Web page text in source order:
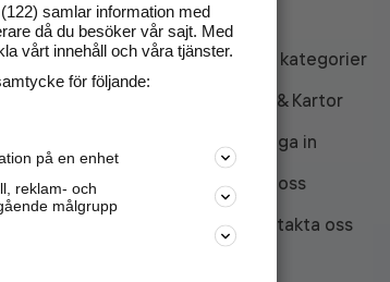
företaget på
och
nära dig.
här
Alla kategorier
API & Kartor
Logga in
Om oss
Kontakta oss
(122) samlar information med
då du besöker vår sajt. Med
vårt innehåll och våra tjänster.
för följande:
på en enhet
reklam- och
målgrupp